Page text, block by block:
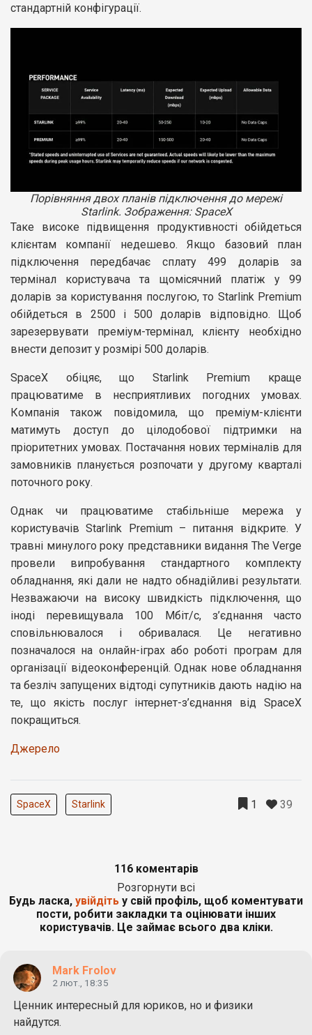
стандартній конфігурації.
Порівняння двох планів підключення до мережі
Starlink. Зображення: SpaceX
Таке високе підвищення продуктивності обійдеться
клієнтам компанії недешево. Якщо базовий план
підключення передбачає сплату 499 доларів за
термінал користувача та щомісячний платіж у 99
доларів за користування послугою, то Starlink Premium
обійдеться в 2500 і 500 доларів відповідно. Щоб
зарезервувати преміум-термінал, клієнту необхідно
внести депозит у розмірі 500 доларів.
SpaceX обіцяє, що Starlink Premium краще
працюватиме в несприятливих погодних умовах.
Компанія також повідомила, що преміум-клієнти
матимуть доступ до цілодобової підтримки на
пріоритетних умовах. Постачання нових терміналів для
замовників планується розпочати у другому кварталі
поточного року.
Однак чи працюватиме стабільніше мережа у
користувачів Starlink Premium – питання відкрите. У
травні минулого року представники видання The Verge
провели випробування стандартного комплекту
обладнання, які дали не надто обнадійливі результати.
Незважаючи на високу швидкість підключення, що
іноді перевищувала 100 Мбіт/с, з’єднання часто
сповільнювалося і обривалася. Це негативно
позначалося на онлайн-іграх або роботі програм для
організації відеоконференцій. Однак нове обладнання
та безліч запущених відтоді супутників дають надію на
те, що якість послуг інтернет-з’єднання від SpaceX
покращиться.
Джерело
SpaceX Starlink 1 39
116 коментарів
Розгорнути всі
Будь ласка, увійдіть у свій профіль, щоб коментувати
пости, робити закладки та оцінювати інших
користувачів. Це займає всього два кліки.
Mark Frolov
2 лют., 18:35
Ценник интересный для юриков, но и физики
найдутся.